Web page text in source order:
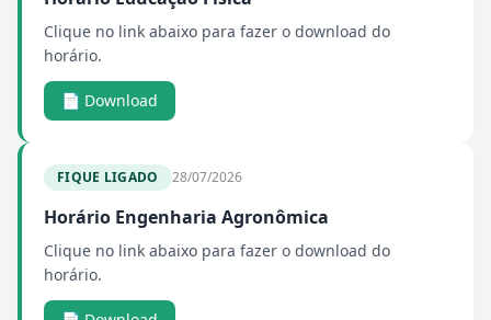
Clique no link abaixo para fazer o download do
horário.
📄 Download
FIQUE LIGADO 28/07/2026
Horário Engenharia Agronômica
Clique no link abaixo para fazer o download do
horário.